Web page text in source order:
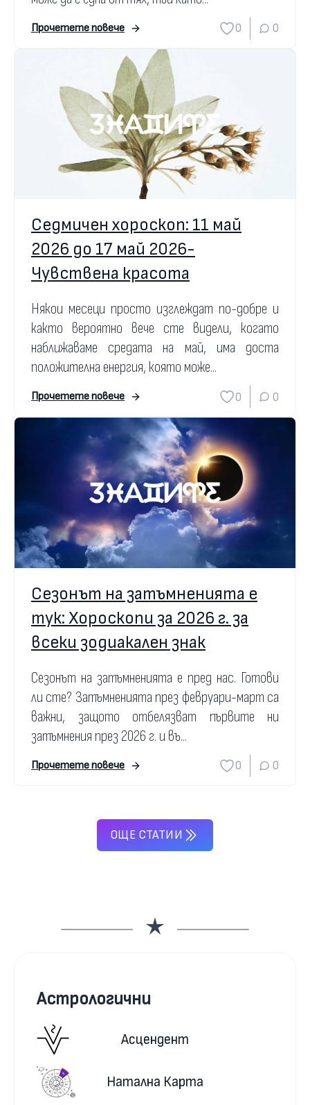
Прочетете повече 0 0
Седмичен хороскоп: 11 май
2026 до 17 май 2026-
Чувствена красота
Някои месеци просто изглеждат по-добре и
както вероятно вече сте видели, когато
наближаваме средата на май, има доста
положителна енергия, която може...
Прочетете повече 0 0
Сезонът на затъмненията е
тук: Хороскопи за 2026 г. за
всеки зодиакален знак
Сезонът на затъмненията е пред нас. Готови
ли сте? Затъмненията през февруари-март са
важни, защото отбелязват първите ни
затъмнения през 2026 г. и въ...
Прочетете повече 0 0
ОЩЕ СТАТИИ
Астрологични
Асцендент
Натална Карта